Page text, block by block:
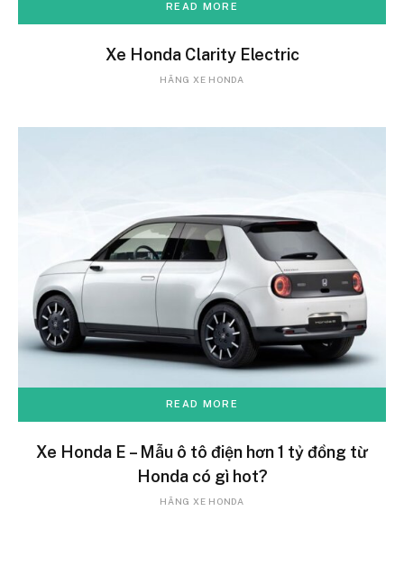
READ MORE
Xe Honda Clarity Electric
HÃNG XE HONDA
READ MORE
Xe Honda E – Mẫu ô tô điện hơn 1 tỷ đồng từ
Honda có gì hot?
HÃNG XE HONDA